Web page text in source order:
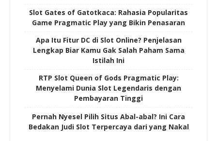
Slot Gates of Gatotkaca: Rahasia Popularitas
Game Pragmatic Play yang Bikin Penasaran
Apa Itu Fitur DC di Slot Online? Penjelasan
Lengkap Biar Kamu Gak Salah Paham Sama
Istilah Ini
RTP Slot Queen of Gods Pragmatic Play:
Menyelami Dunia Slot Legendaris dengan
Pembayaran Tinggi
Pernah Nyesel Pilih Situs Abal-abal? Ini Cara
Bedakan Judi Slot Terpercaya dari yang Nakal